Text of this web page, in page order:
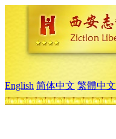
English 简体中文 繁體中文